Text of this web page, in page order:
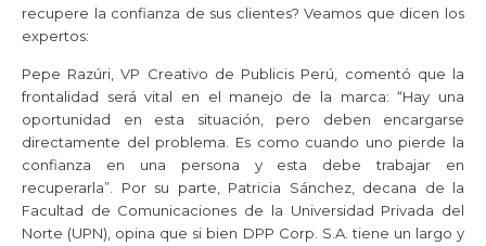
recupere la confianza de sus clientes? Veamos que dicen los
expertos:
Pepe Razúri, VP Creativo de Publicis Perú, comentó que la
frontalidad será vital en el manejo de la marca: “Hay una
oportunidad en esta situación, pero deben encargarse
directamente del problema. Es como cuando uno pierde la
confianza en una persona y esta debe trabajar en
recuperarla”.
Por su parte, Patricia Sánchez, decana de la
Facultad de Comunicaciones de la Universidad Privada del
Norte (UPN), opina que si bien DPP Corp. S.A. tiene un largo y